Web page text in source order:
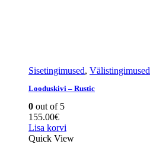
Sisetingimused, Välistingimused
Looduskivi – Rustic
0 out of 5
155.00€
Lisa korvi
Quick View